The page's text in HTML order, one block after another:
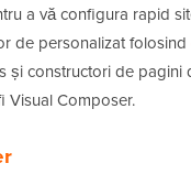
a vă configura rapid
de personalizat folosind
și constructori de pagini
Visual Composer.